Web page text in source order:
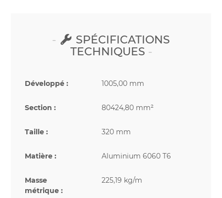
SPÉCIFICATIONS
TECHNIQUES
Développé : 1005,00 mm
Section : 80424,80 mm²
Taille : 320 mm
Matière : Aluminium 6060 T6
Masse
métrique :
225,19 kg/m